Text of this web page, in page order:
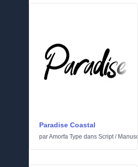
Paradise Coastal
parAmorfa Type dans Script/